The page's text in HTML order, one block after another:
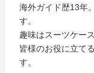
海外ガイド歴13年
す。
趣味はスーツケー
皆様のお役に立て
す。